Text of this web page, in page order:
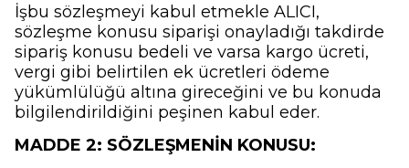
İşbu sözleşmeyi kabul etmekle ALICI,
sözleşme konusu siparişi onayladığı takdirde
sipariş konusu bedeli ve varsa kargo ücreti,
vergi gibi belirtilen ek ücretleri ödeme
yükümlülüğü altına gireceğini ve bu konuda
bilgilendirildiğini peşinen kabul eder.
MADDE 2: SÖZLEŞMENİN KONUSU: